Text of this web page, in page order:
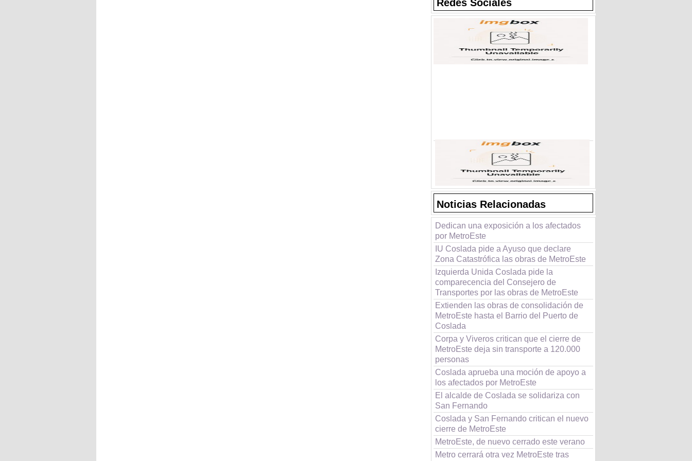
Redes Sociales
Noticias Relacionadas
Dedican una exposición a los afectados
por MetroEste
IU Coslada pide a Ayuso que declare
Zona Catastrófica las obras de MetroEste
Izquierda Unida Coslada pide la
comparecencia del Consejero de
Transportes por las obras de MetroEste
Extienden las obras de consolidación de
MetroEste hasta el Barrio del Puerto de
Coslada
Corpa y Viveros critican que el cierre de
MetroEste deja sin transporte a 120.000
personas
Coslada aprueba una moción de apoyo a
los afectados por MetroEste
El alcalde de Coslada se solidariza con
San Fernando
Coslada y San Fernando critican el nuevo
cierre de MetroEste
MetroEste, de nuevo cerrado este verano
Metro cerrará otra vez MetroEste tras